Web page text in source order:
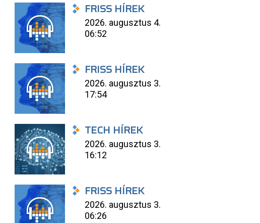
FRISS HÍREK
2026. augusztus 4.
06:52
FRISS HÍREK
2026. augusztus 3.
17:54
TECH HÍREK
2026. augusztus 3.
16:12
FRISS HÍREK
2026. augusztus 3.
06:26